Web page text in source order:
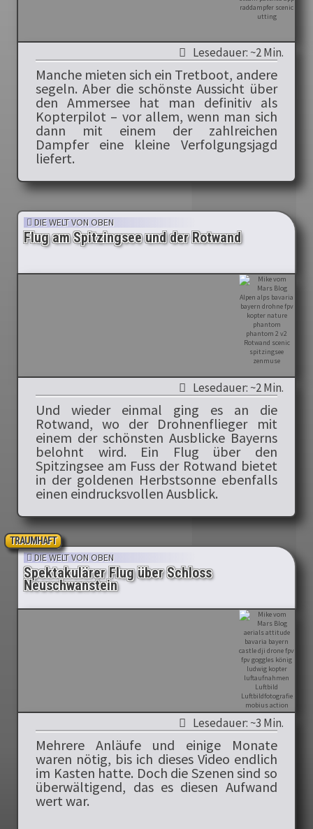
Lesedauer: ~2 Min.
Manche mieten sich ein Tretboot, andere
segeln. Aber die schönste Aussicht über
den Ammersee hat man definitiv als
Kopterpilot – vor allem, wenn man sich
dann mit einem der zahlreichen
Dampfer eine kleine Verfolgungsjagd
liefert.
DIE WELT VON OBEN
Flug am Spitzingsee und der Rotwand
Lesedauer: ~2 Min.
Und wieder einmal ging es an die
Rotwand, wo der Drohnenflieger mit
einem der schönsten Ausblicke Bayerns
belohnt wird. Ein Flug über den
Spitzingsee am Fuss der Rotwand bietet
in der goldenen Herbstsonne ebenfalls
einen eindrucksvollen Ausblick.
TRAUMHAFT
DIE WELT VON OBEN
Spektakulärer Flug über Schloss
Neuschwanstein
Lesedauer: ~3 Min.
Mehrere Anläufe und einige Monate
waren nötig, bis ich dieses Video endlich
im Kasten hatte. Doch die Szenen sind so
überwältigend, das es diesen Aufwand
wert war.